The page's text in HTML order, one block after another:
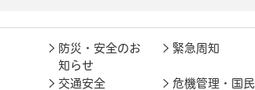
防災・安全のお
知らせ
緊急周知
交通安全
危機管理・国民